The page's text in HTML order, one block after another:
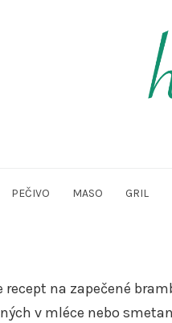
PEČIVO MASO GRIL
recept na zapečené
v mléce nebo